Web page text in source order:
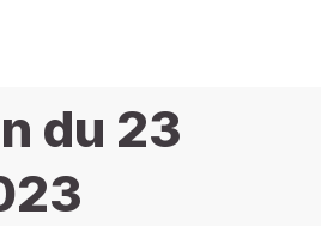
du 23